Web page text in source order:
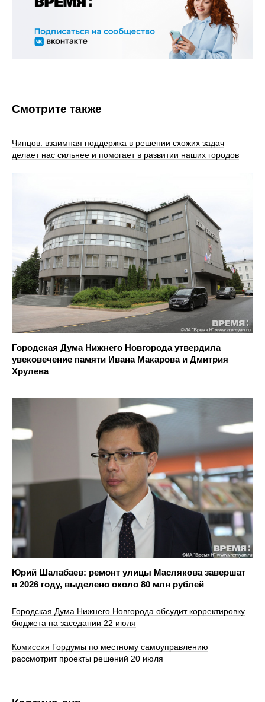
Смотрите также
Чинцов: взаимная поддержка в решении схожих задач
делает нас сильнее и помогает в развитии наших городов
Городская Дума Нижнего Новгорода утвердила
увековечение памяти Ивана Макарова и Дмитрия
Хрулева
Юрий Шалабаев: ремонт улицы Маслякова завершат
в 2026 году, выделено около 80 млн рублей
Городская Дума Нижнего Новгорода обсудит корректировку
бюджета на заседании 22 июля
Комиссия Гордумы по местному самоуправлению
рассмотрит проекты решений 20 июля